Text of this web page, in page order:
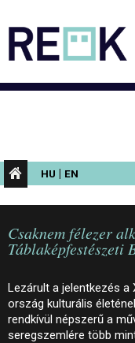
HU | EN
Csaknem félezer
Táblaképfestészeti
Lezárult a jelentkezés a
ország kulturális
rendkívül népszerű a
seregszemlére több